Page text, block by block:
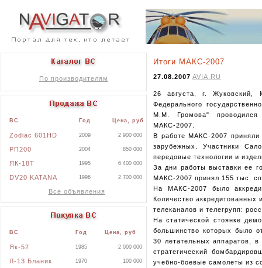
По производителям
ВС Год Цена, руб
Zodiac 601HD 2009 2 900 000
РП200 2004 850 000
ЯК-18Т 1995 6 400 000
DV20 KATANA 1996 2 700 000
Все объявления
ВС Год Цена, руб
Як-52 1985 2 000 000
Л-13 Бланик 1970 100 000
Итоги МАКС-2007
27.08.2007 AVIA.RU
26 августа, г. Жуковский,
Федерального
М.М. Громова" проводился
МАКС-2007.
В работе МАКС-2007
зарубежных. Участники
передовые технологии и
За дни работы выставки ее
МАКС-2007 принял 155 тыс.
На МАКС-2007 было
Количество аккредитованных
телеканалов и телегрупп:
На статической стоянке
большинство которых было
30 летательных аппаратов,
стратегический
учебно-боевые самолеты из